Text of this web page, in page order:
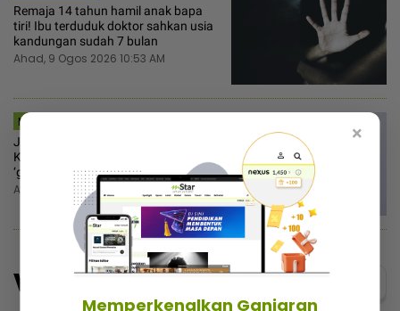
Remaja 14 tahun hamil anak bapa
tiri! Ibu terduduk doktor sahkan usia
kandungan sudah 7 bulan
Ahad, 9 Ogos 2026 10:53 AM
MSTAR | HIBURAN
Jalaluddin Hassan teruja sertai
Kilauan Emas, tak sangka dapat
‘green light’ Tok Ram
Ahad, 9 Ogos 2026 10:30 AM
Video
×
Memperkenalkan Ganjaran